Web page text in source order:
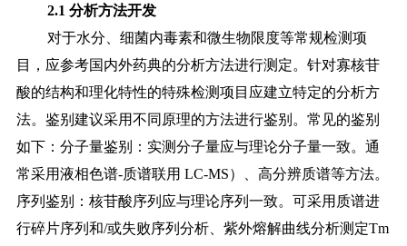
2.1 分析方法开发
对于水分、细菌内毒素和微生物限度等常规检测项
目，应参考国内外药典的分析方法进行测定。针对寡核苷
酸的结构和理化特性的特殊检测项目应建立特定的分析方
法。鉴别建议采用不同原理的方法进行鉴别。常见的鉴别
如下：分子量鉴别：实测分子量应与理论分子量一致。通
常采用液相色谱-质谱联用 LC-MS）、高分辨质谱等方法。
序列鉴别：核苷酸序列应与理论序列一致。可采用质谱进
行碎片序列和/或失败序列分析、紫外熔解曲线分析测定Tm